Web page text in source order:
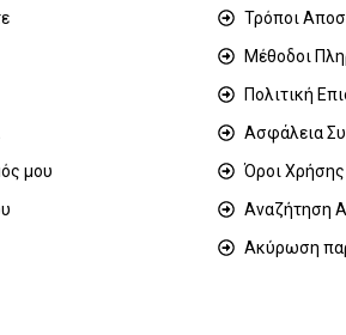
μου
Τρόποι
Μέθοδοι
Πολιτική
Ασφάλεια
Όροι Χρήσης
Αναζήτηση
Ακύρωση